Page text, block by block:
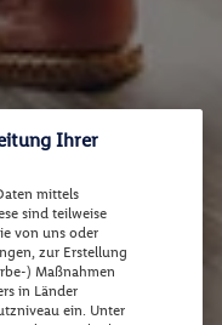
Ihrer
mittels
sind teilweise
von uns oder
zur Erstellung
) Maßnahmen
in Länder
ein. Unter